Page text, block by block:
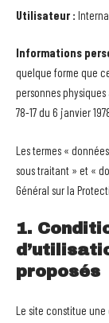
Utilisateur :
Informations
quelque forme que
personnes
78-17 du 6 janvier
Les termes «
sous traitant » et «
Général sur la
1.
proposés
Le site constitue une